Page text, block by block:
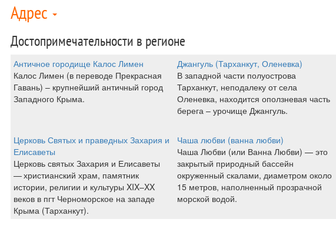
Адрес
Достопримечательности в регионе
Античное городище Калос Лимен
Калос Лимен (в переводе Прекрасная
Гавань) – крупнейший античный город
Западного Крыма.
Джангуль (Тарханкут, Оленевка)
В западной части полуострова
Тарханкут, неподалеку от села
Оленевка, находится оползневая часть
берега – урочище Джангуль.
Церковь Святых и праведных Захария и
Елисаветы
Церковь святых Захария и Елисаветы
— христианский храм, памятник
истории, религии и культуры XIX–XX
веков в пгт Черноморское на западе
Крыма (Тарханкут).
Чаша любви (ванна любви)
Чаша Любви (или Ванна Любви) — это
закрытый природный бассейн
окруженный скалами, диаметром около
15 метров, наполненный прозрачной
морской водой.